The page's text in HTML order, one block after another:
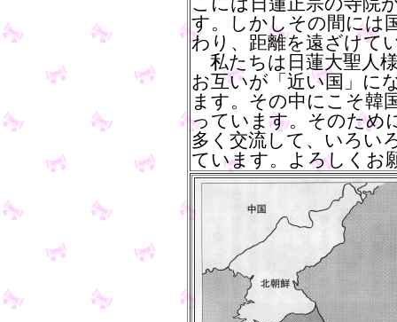
す。しかしその間には
わり、距離を遠ざけて
私たちは日蓮大聖人
お互いが「近い国」に
ます。その中にこそ韓
っています。そのため
多く交流して、いろい
ています。よろしくお